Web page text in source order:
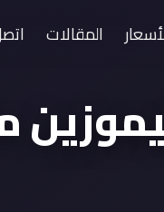
المقالات